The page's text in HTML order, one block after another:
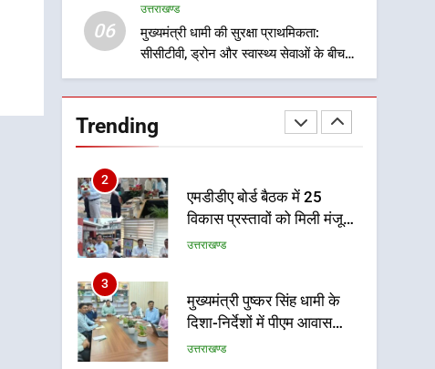
06
उत्तराखण्ड
मुख्यमंत्री धामी की सुरक्षा प्राथमिकता:
सीसीटीवी, ड्रोन और स्वास्थ्य सेवाओं के बीच
शिवभक्तों के लिए बनाया सुरक्षित कांवड़ मार्ग
Trending
हर माह होगी प्रगति समीक्षा
उत्तराखण्ड
1
भारी से बहुत भारी वर्षा की
चेतावनी के बीच जिला प्रशासन
अलर्ट, सभी विभागों को हाई अलर्ट
2
एमडीडीए बोर्ड बैठक में 25
विकास प्रस्तावों को मिली मंजूरी,
देहरादून-मसूरी के नियोजित
उत्तराखण्ड
3
मुख्यमंत्री पुष्कर सिंह धामी के
दिशा-निर्देशों में पीएम आवास
योजना (शहरी) की प्रगति की हुई
उत्तराखण्ड